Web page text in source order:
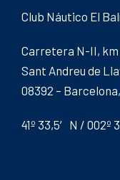
Club Náutico El
Carretera N-II, km
Sant Andreu de
08392 –
41º 33,5′ N / 002º